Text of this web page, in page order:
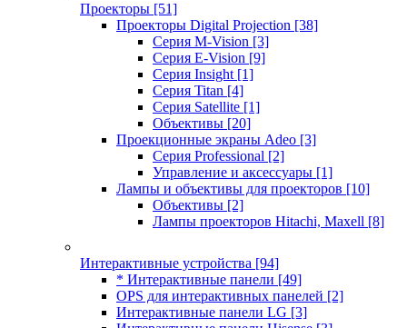
Проекторы [51]
Проекторы Digital Projection [38]
Серия M-Vision [3]
Серия E-Vision [9]
Серия Insight [1]
Серия Titan [4]
Серия Satellite [1]
Объективы [20]
Проекционные экраны Adeo [3]
Серия Professional [2]
Управление и аксессуары [1]
Лампы и объективы для проекторов [10]
Объективы [2]
Лампы проекторов Hitachi, Maxell [8]
Интерактивные устройства [94]
* Интерактивные панели [49]
OPS для интерактивных панелей [2]
Интерактивные панели LG [3]